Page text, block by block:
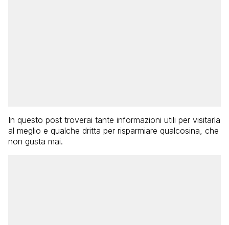
In questo post troverai tante informazioni utili per visitarla
al meglio e qualche dritta per risparmiare qualcosina, che
non gusta mai.